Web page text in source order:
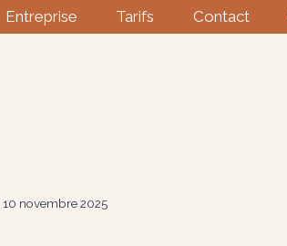
Entreprise Tarifs Contact
10 novembre 2025